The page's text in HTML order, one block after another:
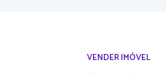
VENDER IMÓVEL